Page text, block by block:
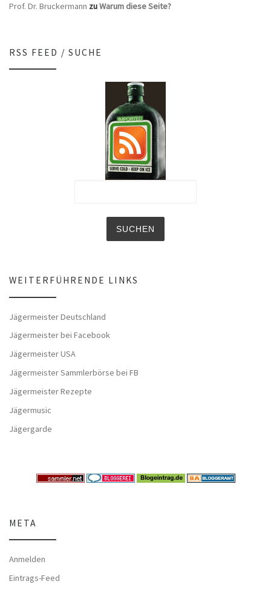
Prof. Dr. Bruckermann zuWarum diese Seite?
RSS FEED / SUCHE
WEITERFÜHRENDE LINKS
Jägermeister Deutschland
Jägermeister bei Facebook
Jägermeister USA
Jägermeister Sammlerbörse bei FB
Jägermeister Rezepte
Jägermusic
Jägergarde
META
Anmelden
Eintrags-Feed